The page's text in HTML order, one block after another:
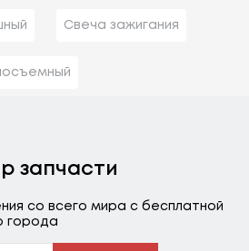
Свеча зажигания
запчасти
со всего мира с бесплатной
города